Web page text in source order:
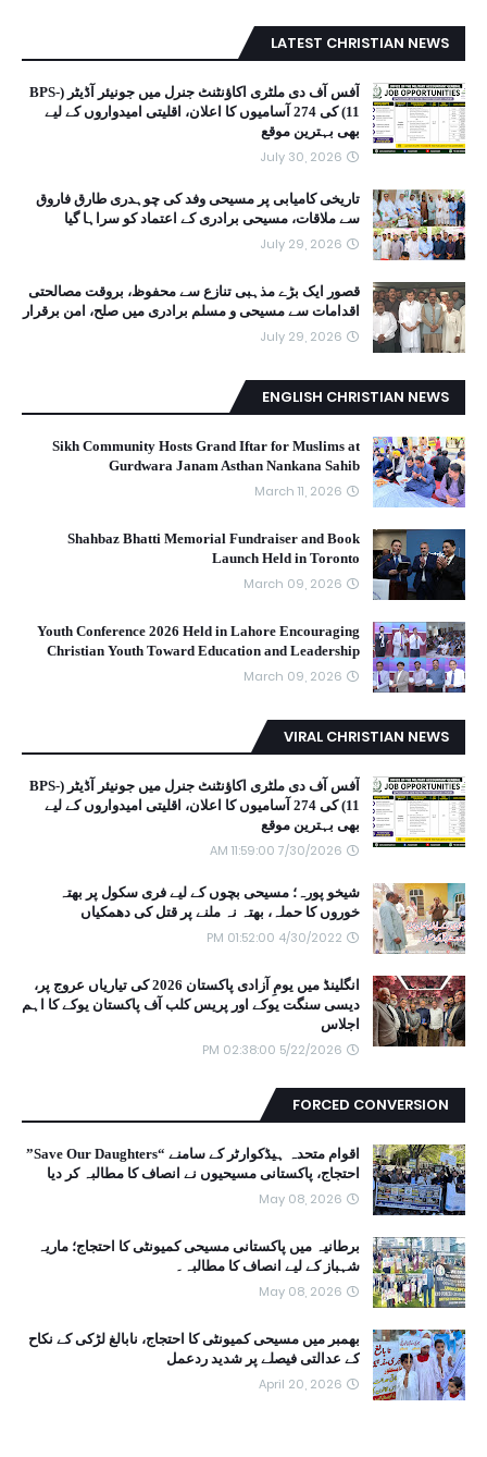
LATEST CHRISTIAN NEWS
آفس آف دی ملٹری اکاؤنٹنٹ جنرل میں جونیئر آڈیٹر (BPS-
11) کی 274 آسامیوں کا اعلان، اقلیتی امیدواروں کے لیے
بھی بہترین موقع
July 30, 2026
تاریخی کامیابی پر مسیحی وفد کی چوہدری طارق فاروق
سے ملاقات، مسیحی برادری کے اعتماد کو سراہا گیا
July 29, 2026
قصور ایک بڑے مذہبی تنازع سے محفوظ، بروقت مصالحتی
اقدامات سے مسیحی و مسلم برادری میں صلح، امن برقرار
July 29, 2026
ENGLISH CHRISTIAN NEWS
Sikh Community Hosts Grand Iftar for Muslims at
Gurdwara Janam Asthan Nankana Sahib
March 11, 2026
Shahbaz Bhatti Memorial Fundraiser and Book
Launch Held in Toronto
March 09, 2026
Youth Conference 2026 Held in Lahore Encouraging
Christian Youth Toward Education and Leadership
March 09, 2026
VIRAL CHRISTIAN NEWS
آفس آف دی ملٹری اکاؤنٹنٹ جنرل میں جونیئر آڈیٹر (BPS-
11) کی 274 آسامیوں کا اعلان، اقلیتی امیدواروں کے لیے
بھی بہترین موقع
7/30/2026 11:59:00 AM
شیخو پورہ؛ مسیحی بچوں کے لیے فری سکول پر بھتہ
خوروں کا حملہ، بھتہ نہ ملنے پر قتل کی دھمکیاں
4/30/2022 01:52:00 PM
انگلینڈ میں یومِ آزادی پاکستان 2026 کی تیاریاں عروج پر،
دیسی سنگت یوکے اور پریس کلب آف پاکستان یوکے کا اہم
اجلاس
5/22/2026 02:38:00 PM
FORCED CONVERSION
اقوام متحدہ ہیڈکوارٹر کے سامنے “Save Our Daughters”
احتجاج، پاکستانی مسیحیوں نے انصاف کا مطالبہ کر دیا
May 08, 2026
برطانیہ میں پاکستانی مسیحی کمیونٹی کا احتجاج؛ ماریہ
شہباز کے لیے انصاف کا مطالبہ۔
May 08, 2026
بھمبر میں مسیحی کمیونٹی کا احتجاج، نابالغ لڑکی کے نکاح
کے عدالتی فیصلے پر شدید ردعمل
April 20, 2026